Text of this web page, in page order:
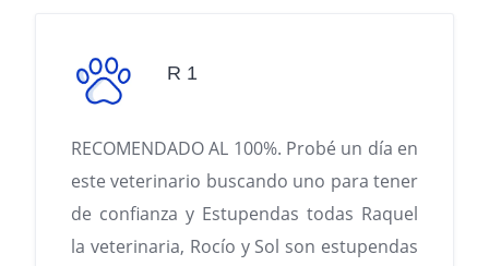
R 1
RECOMENDADO AL 100%. Probé un día en
este veterinario buscando uno para tener
de confianza y Estupendas todas Raquel
la veterinaria, Rocío y Sol son estupendas